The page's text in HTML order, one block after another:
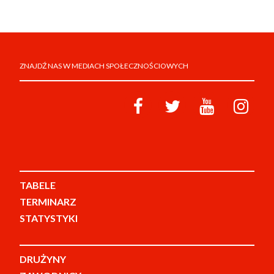
ZNAJDŹ NAS W MEDIACH SPOŁECZNOŚCIOWYCH
TABELE
TERMINARZ
STATYSTYKI
DRUŻYNY